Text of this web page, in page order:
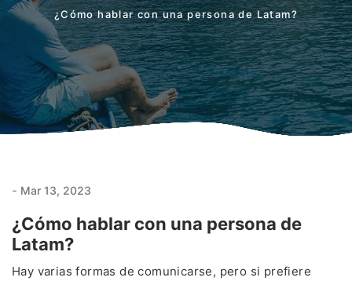
¿Cómo hablar con una persona de Latam?
- Mar 13, 2023
¿Cómo hablar con una persona de
Latam?
Hay varias formas de comunicarse, pero si prefiere